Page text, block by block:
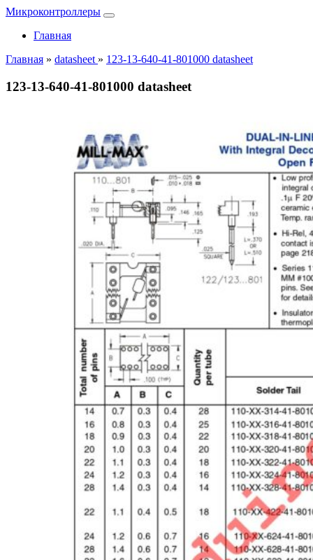
Микроконтроллеры
Главная
Главная » datasheet » 123-13-640-41-801000 datasheet
123-13-640-41-801000 datasheet